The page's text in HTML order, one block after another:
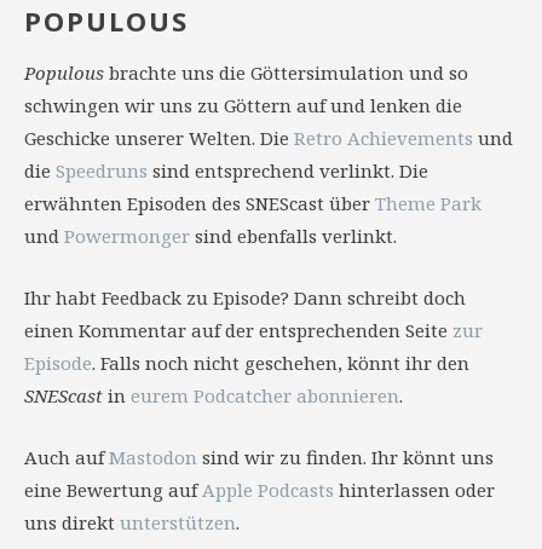
POPULOUS
Populous brachte uns die Göttersimulation und so
schwingen wir uns zu Göttern auf und lenken die
Geschicke unserer Welten. Die Retro Achievements und
die Speedruns sind entsprechend verlinkt. Die
erwähnten Episoden des SNEScast über Theme Park
und Powermonger sind ebenfalls verlinkt.
Ihr habt Feedback zu Episode? Dann schreibt doch
einen Kommentar auf der entsprechenden Seite zur
Episode. Falls noch nicht geschehen, könnt ihr den
SNEScast in eurem Podcatcher abonnieren.
Auch aufMastodon sind wir zu finden. Ihr könnt uns
eine Bewertung aufApple Podcasts hinterlassen oder
uns direkt unterstützen.